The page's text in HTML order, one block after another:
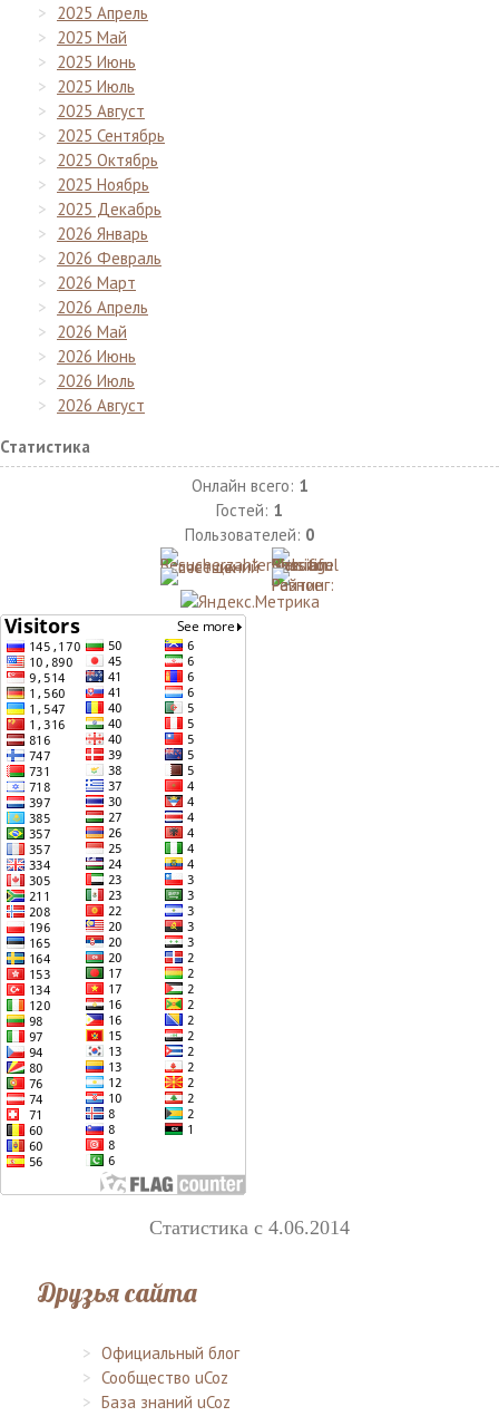
2025 Апрель
2025 Май
2025 Июнь
2025 Июль
2025 Август
2025 Сентябрь
2025 Октябрь
2025 Ноябрь
2025 Декабрь
2026 Январь
2026 Февраль
2026 Март
2026 Апрель
2026 Май
2026 Июнь
2026 Июль
2026 Август
Статистика
Онлайн всего: 1
Гостей: 1
Пользователей: 0
Статистика с 4.06.2014
Друзья сайта
Официальный блог
Сообщество uCoz
База знаний uCoz